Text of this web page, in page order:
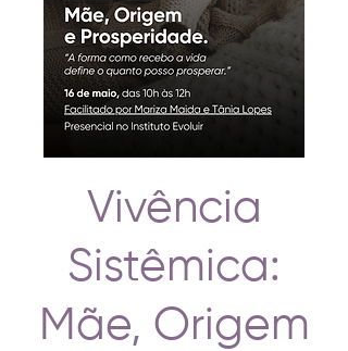
Vivência
Sistêmica:
Mãe, Origem